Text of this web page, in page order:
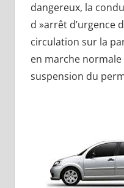
dangereux, la
d »arrêt d’urgence
circulation sur la
en marche normale
suspension du